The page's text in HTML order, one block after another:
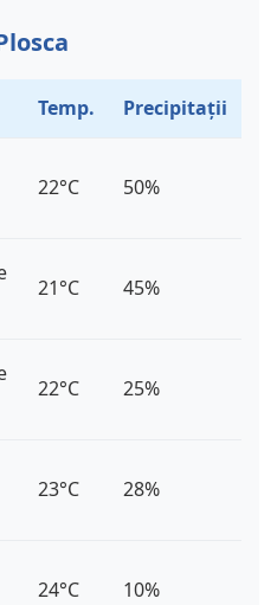
Temp. Precipitații
22°C 50%
21°C 45%
22°C 25%
23°C 28%
24°C 10%